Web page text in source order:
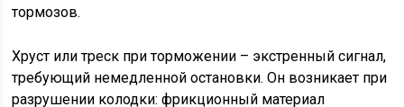
тормозов.
Хруст или треск при торможении – экстренный сигнал,
требующий немедленной остановки. Он возникает при
разрушении колодки: фрикционный материал